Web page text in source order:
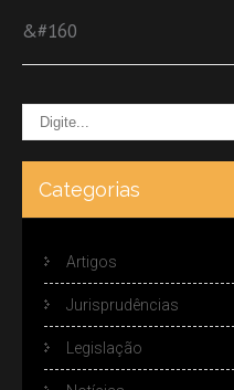
&#160
Categorias
Artigos
Jurisprudências
Legislação